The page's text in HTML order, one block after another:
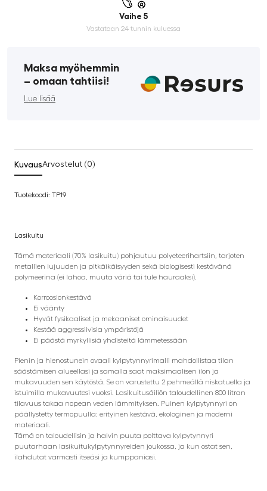
Vaihe 5
Vastataan 24 tunnin kuluessa
Maksa myöhemmin
­– omaan tahtiisi!
Lue lisää
KuvausArvostelut (0)
Tuotekoodi: TP19
Lasikuitu
Tämä materiaali (70% lasikuitu) pohjautuu polyeteerihartsiin, tarjoten
metallien lujuuden ja pitkäikäisyyden sekä biologisesti kestävänä
polymeerina (ei lahoa, muuta väriä tai tule hauraaksi).
Korroosionkestävä
Ei väänty
Hyvät fysikaaliset ja mekaaniset ominaisuudet
Kestää aggressiivisia ympäristöjä
Ei päästä myrkyllisiä yhdisteitä lämmetessään
Pienin ja hienostunein ovaali kylpytynnyrimalli mahdollistaa tilan
säästämisen alueellasi ja samalla saat maksimaalisen ilon ja
mukavuuden sen käytöstä. Se on varustettu 2 pehmeällä niskatuella ja
istuimilla mukavuutesi vuoksi. Lasikuitusäiliön taloudellinen 800 litran
tilavuus takaa nopean veden lämmityksen. Puinen kylpytynnyri on
päällystetty termopuulla: erityinen kestävä, ekologinen ja moderni
materiaali.
Tämä on taloudellisin ja halvin puuta polttava kylpytynnyri
puutarhaan lasikuitukylpytynnyreiden joukossa, ja kun ostat sen,
ilahdutat varmasti itseäsi ja kumppaniasi.